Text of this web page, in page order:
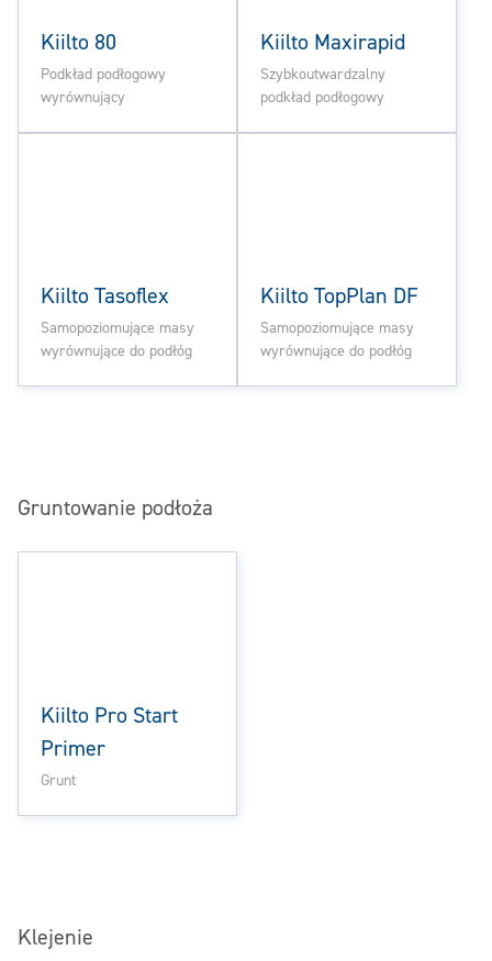
Kiilto 80
Podkład podłogowy
wyrównujący
Kiilto Maxirapid
Szybkoutwardzalny
podkład podłogowy
Kiilto Tasoflex
Samopoziomujące masy
wyrównujące do podłóg
Kiilto TopPlan DF
Samopoziomujące masy
wyrównujące do podłóg
Gruntowanie podłoża
Kiilto Pro Start
Primer
Grunt
Klejenie